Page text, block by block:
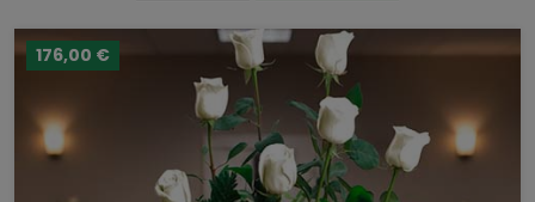
176,00 €